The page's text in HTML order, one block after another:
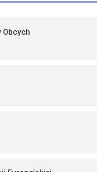
Obcych